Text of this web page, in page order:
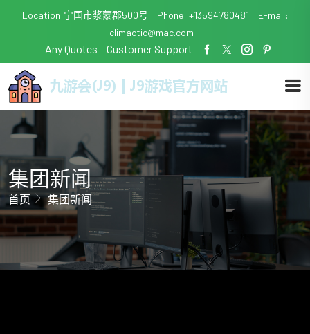
Location:宁国市浆蒙郡500号 Phone: +13594780481
E-mail:
climactic@mac.com
Any Quotes Customer Support
集团新闻
首页 集团新闻